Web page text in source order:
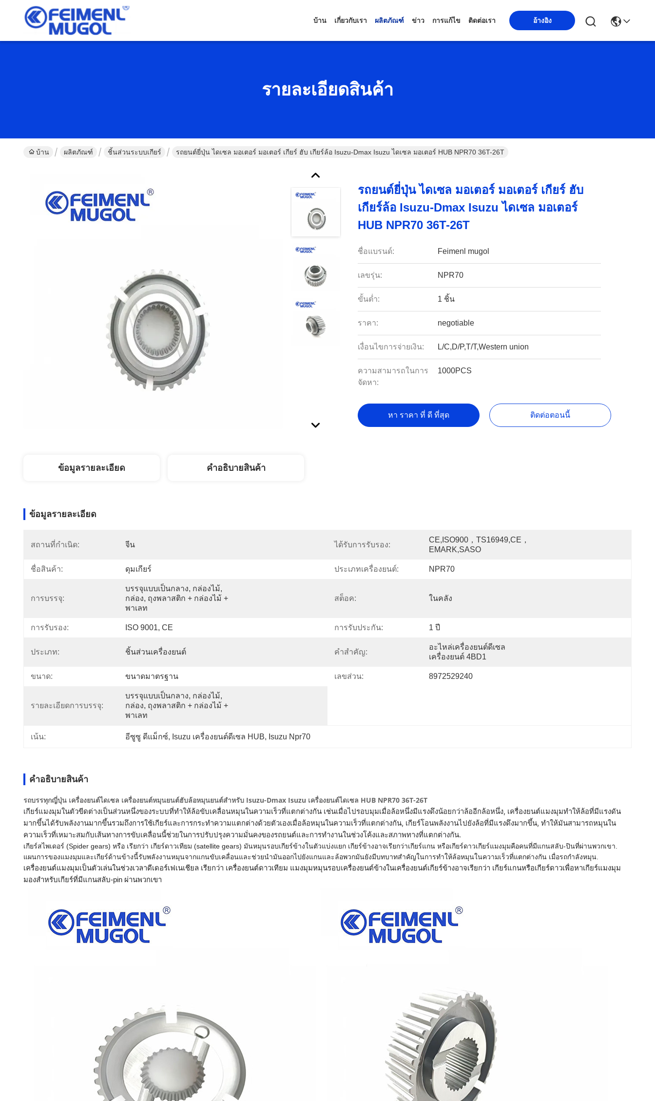
บ้าน เกี่ยวกับเรา ผลิตภัณฑ์ ข่าว การแก้ไข ติดต่อเรา อ้างอิง
รายละเอียดสินค้า
บ้าน ผลิตภัณฑ์ ชิ้นส่วนระบบเกียร์ รถยนต์ยี่ปุ่น ไดเซล มอเตอร์ มอเตอร์ เกียร์ ฮับ เกียร์ล้อ Isuzu-Dmax Isuzu ไดเซล มอเตอร์ HUB NPR70 36T-26T
รถยนต์ยี่ปุ่น ไดเซล มอเตอร์ มอเตอร์ เกียร์ ฮับ
เกียร์ล้อ Isuzu-Dmax Isuzu ไดเซล มอเตอร์
HUB NPR70 36T-26T
ชื่อแบรนด์: Feimenl mugol
เลขรุ่น: NPR70
ขั้นต่ำ: 1 ชิ้น
ราคา: negotiable
เงื่อนไขการจ่ายเงิน: L/C,D/P,T/T,Western union
ความสามารถในการ
จัดหา:
1000PCS
หา ราคา ที่ ดี ที่สุด ติดต่อตอนนี้
ข้อมูลรายละเอียด คําอธิบายสินค้า
ข้อมูลรายละเอียด
สถานที่กำเนิด: จีน ได้รับการรับรอง:
CE,ISO900，TS16949,CE，
EMARK,SASO
ชื่อสินค้า: ดุมเกียร์ ประเภทเครื่องยนต์: NPR70
การบรรจุ:
บรรจุแบบเป็นกลาง, กล่องไม้,
กล่อง, ถุงพลาสติก + กล่องไม้ +
พาเลท
สต็อค: ในคลัง
การรับรอง: ISO 9001, CE การรับประกัน: 1 ปี
ประเภท: ชิ้นส่วนเครื่องยนต์ คำสำคัญ:
อะไหล่เครื่องยนต์ดีเซล
เครื่องยนต์ 4BD1
ขนาด: ขนาดมาตรฐาน เลขส่วน: 8972529240
รายละเอียดการบรรจุ:
บรรจุแบบเป็นกลาง, กล่องไม้,
กล่อง, ถุงพลาสติก + กล่องไม้ +
พาเลท
เน้น: อีซูซู ดีแม็กซ์, Isuzu เครื่องยนต์ดีเซล HUB, Isuzu Npr70
คําอธิบายสินค้า
รถบรรทุกญี่ปุ่น เครื่องยนต์ไดเซล เครื่องยนต์หมุนยนต์ฮับล้อหมุนยนต์สําหรับ Isuzu-Dmax Isuzu เครื่องยนต์ไดเซล HUB NPR70 36T-26T
เกียร์แมงมุมในตัวขีดต่างเป็นส่วนหนึ่งของระบบที่ทําให้ล้อขับเคลื่อนหมุนในความเร็วที่แตกต่างกัน เช่นเมื่อไปรอบมุมเมื่อล้อหนึ่งมีแรงดึงน้อยกว่าล้ออีกล้อหนึ่ง, เครื่องยนต์แมงมุมทําให้ล้อที่มีแรงดัน
มากขึ้นได้รับพลังงานมากขึ้นรวมถึงการใช้เกียร์และการกระทําความแตกต่างด้วยตัวเองเมื่อล้อหมุนในความเร็วที่แตกต่างกัน, เกียร์โอนพลังงานไปยังล้อที่มีแรงดึงมากขึ้น, ทําให้มันสามารถหมุนใน
ความเร็วที่เหมาะสมกับเส้นทางการขับเคลื่อนนี้ช่วยในการปรับปรุงความมั่นคงของรถยนต์และการทํางานในช่วงโค้งและสภาพทางที่แตกต่างกัน.
เกียร์สไพเดอร์ (Spider gears) หรือ เรียกว่า เกียร์ดาวเทียม (satellite gears) มันหมุนรอบเกียร์ข้างในตัวแบ่งแยก เกียร์ข้างอาจเรียกว่าเกียร์แกน หรือเกียร์ดาวเกียร์แมงมุมคือคนที่มีแกนสลับ-ปินที่ผ่านพวกเขา.
แผนการของแมงมุมและเกียร์ด้านข้างนี้รับพลังงานหมุนจากแกนขับเคลื่อนและช่วยนํามันออกไปยังแกนและล้อพวกมันยังมีบทบาทสําคัญในการทําให้ล้อหมุนในความเร็วที่แตกต่างกัน เมื่อรถกําลังหมุน.
เครื่องยนต์แมงมุมเป็นตัวเล่นในช่วงเวลาดีเดอร์เฟเนเชียล เรียกว่า เครื่องยนต์ดาวเทียม แมงมุมหมุนรอบเครื่องยนต์ข้างในเครื่องยนต์เกียร์ข้างอาจเรียกว่า เกียร์แกนหรือเกียร์ดาวเพื่อหาเกียร์แมงมุม
มองสําหรับเกียร์ที่มีแกนสลับ-pin ผ่านพวกเขา